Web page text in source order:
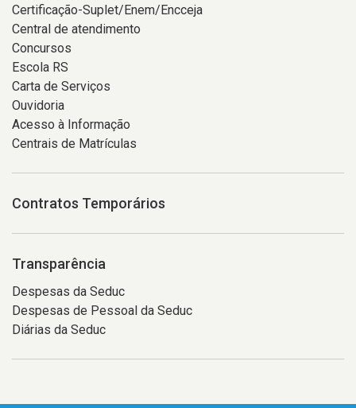
Certificação-Suplet/Enem/Encceja
Central de atendimento
Concursos
Escola RS
Carta de Serviços
Ouvidoria
Acesso à Informação
Centrais de Matrículas
Contratos Temporários
Transparência
Despesas da Seduc
Despesas de Pessoal da Seduc
Diárias da Seduc